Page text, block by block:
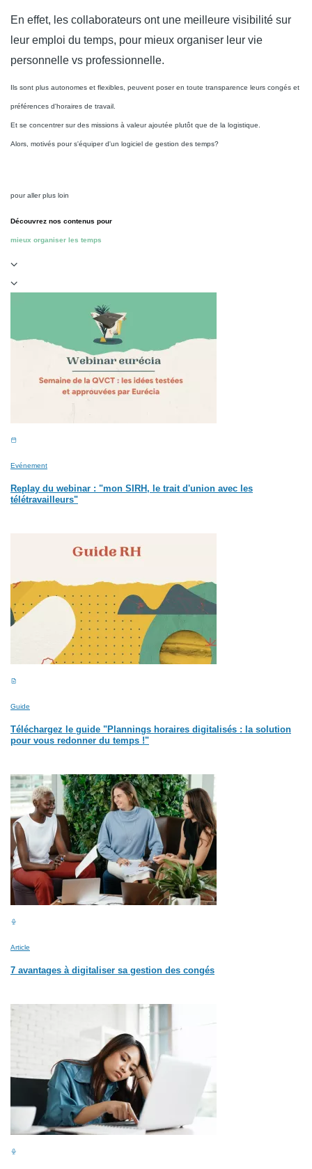
En effet, les collaborateurs ont une meilleure visibilité sur
leur emploi du temps, pour mieux organiser leur vie
personnelle vs professionnelle.
Ils sont plus autonomes et flexibles, peuvent poser en toute transparence leurs congés et
préférences d'horaires de travail.
Et se concentrer sur des missions à valeur ajoutée plutôt que de la logistique.
Alors, motivés pour s'équiper d'un logiciel de gestion des temps?
pour aller plus loin
Découvrez nos contenus pour
mieux organiser les temps
Evénement
Replay du webinar : "mon SIRH, le trait d'union avec les
télétravailleurs"
Guide
Téléchargez le guide "Plannings horaires digitalisés : la solution
pour vous redonner du temps !"
Article
7 avantages à digitaliser sa gestion des congés